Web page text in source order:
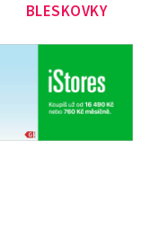
BLESKOVKY